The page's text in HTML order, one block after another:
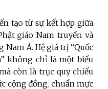
tạo từ sự kết hợp giữa
giáo Nam truyền và
Á. Hệ giá trị “Quốc
không chỉ là một biểu
còn là trục quy chiếu
cộng đồng, chuẩn mực